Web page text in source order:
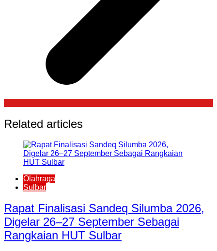
Related articles
Olahraga
Sulbar
Rapat Finalisasi Sandeq Silumba 2026,
Digelar 26–27 September Sebagai
Rangkaian HUT Sulbar